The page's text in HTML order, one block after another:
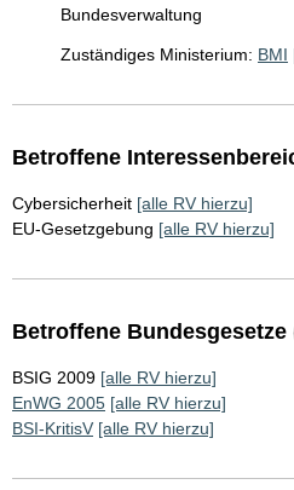
Bundesverwaltung
Zuständiges Ministerium: BMI
Betroffene
Cybersicherheit [alle RV hierzu]
EU-Gesetzgebung [alle RV hierzu]
Betroffene Bundesgesetze
BSIG 2009 [alle RV hierzu]
EnWG 2005 [alle RV hierzu]
BSI-KritisV [alle RV hierzu]